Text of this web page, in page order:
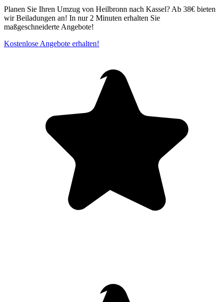
Planen Sie Ihren Umzug von Heilbronn nach Kassel? Ab 38€ bieten
wir Beiladungen an! In nur 2 Minuten erhalten Sie
maßgeschneiderte Angebote!
Kostenlose Angebote erhalten!